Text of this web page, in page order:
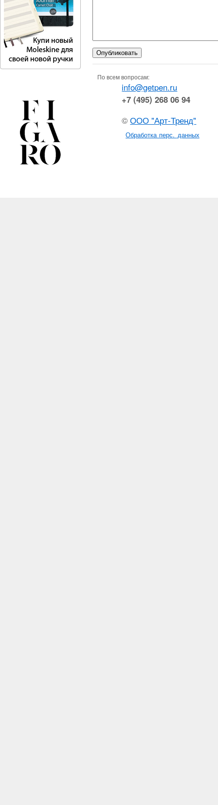
По всем вопросам:
info@getpen.ru
+7 (495) 268 06 94
©ООО "Арт-Тренд"
Обработка перс. данных